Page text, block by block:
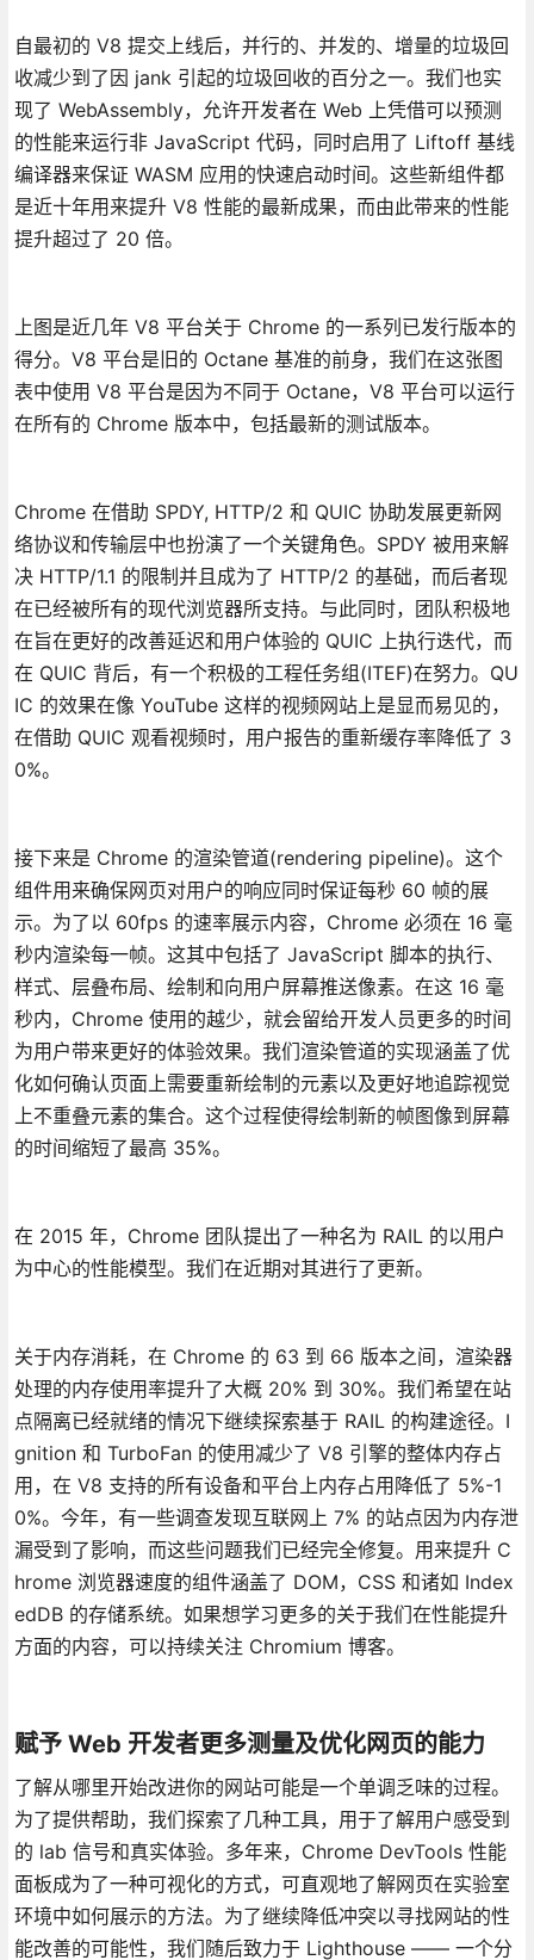
自最初的 V8 提交上线后，并行的、并发的、增量的垃圾回
收减少到了因 jank 引起的垃圾回收的百分之一。我们也实
现了 WebAssembly，允许开发者在 Web 上凭借可以预测
的性能来运行非 JavaScript 代码，同时启用了 Liftoff 基线
编译器来保证 WASM 应用的快速启动时间。这些新组件都
是近十年用来提升 V8 性能的最新成果，而由此带来的性能
提升超过了 20 倍。
上图是近几年 V8 平台关于 Chrome 的一系列已发行版本的
得分。V8 平台是旧的 Octane 基准的前身，我们在这张图
表中使用 V8 平台是因为不同于 Octane，V8 平台可以运行
在所有的 Chrome 版本中，包括最新的测试版本。
Chrome 在借助 SPDY, HTTP/2 和 QUIC 协助发展更新网
络协议和传输层中也扮演了一个关键角色。SPDY 被用来解
决 HTTP/1.1 的限制并且成为了 HTTP/2 的基础，而后者现
在已经被所有的现代浏览器所支持。与此同时，团队积极地
在旨在更好的改善延迟和用户体验的 QUIC 上执行迭代，而
在 QUIC 背后，有一个积极的工程任务组(ITEF)在努力。QU
IC 的效果在像 YouTube 这样的视频网站上是显而易见的，
在借助 QUIC 观看视频时，用户报告的重新缓存率降低了 3
0%。
接下来是 Chrome 的渲染管道(rendering pipeline)。这个
组件用来确保网页对用户的响应同时保证每秒 60 帧的展
示。为了以 60fps 的速率展示内容，Chrome 必须在 16 毫
秒内渲染每一帧。这其中包括了 JavaScript 脚本的执行、
样式、层叠布局、绘制和向用户屏幕推送像素。在这 16 毫
秒内，Chrome 使用的越少，就会留给开发人员更多的时间
为用户带来更好的体验效果。我们渲染管道的实现涵盖了优
化如何确认页面上需要重新绘制的元素以及更好地追踪视觉
上不重叠元素的集合。这个过程使得绘制新的帧图像到屏幕
的时间缩短了最高 35%。
在 2015 年，Chrome 团队提出了一种名为 RAIL 的以用户
为中心的性能模型。我们在近期对其进行了更新。
关于内存消耗，在 Chrome 的 63 到 66 版本之间，渲染器
处理的内存使用率提升了大概 20% 到 30%。我们希望在站
点隔离已经就绪的情况下继续探索基于 RAIL 的构建途径。I
gnition 和 TurboFan 的使用减少了 V8 引擎的整体内存占
用，在 V8 支持的所有设备和平台上内存占用降低了 5%-1
0%。今年，有一些调查发现互联网上 7% 的站点因为内存泄
漏受到了影响，而这些问题我们已经完全修复。用来提升 C
hrome 浏览器速度的组件涵盖了 DOM，CSS 和诸如 Index
edDB 的存储系统。如果想学习更多的关于我们在性能提升
方面的内容，可以持续关注 Chromium 博客。
赋予 Web 开发者更多测量及优化网页的能力
了解从哪里开始改进你的网站可能是一个单调乏味的过程。
为了提供帮助，我们探索了几种工具，用于了解用户感受到
的 lab 信号和真实体验。多年来，Chrome DevTools 性能
面板成为了一种可视化的方式，可直观地了解网页在实验室
环境中如何展示的方法。为了继续降低冲突以寻找网站的性
能改善的可能性，我们随后致力于 Lighthouse —— 一个分